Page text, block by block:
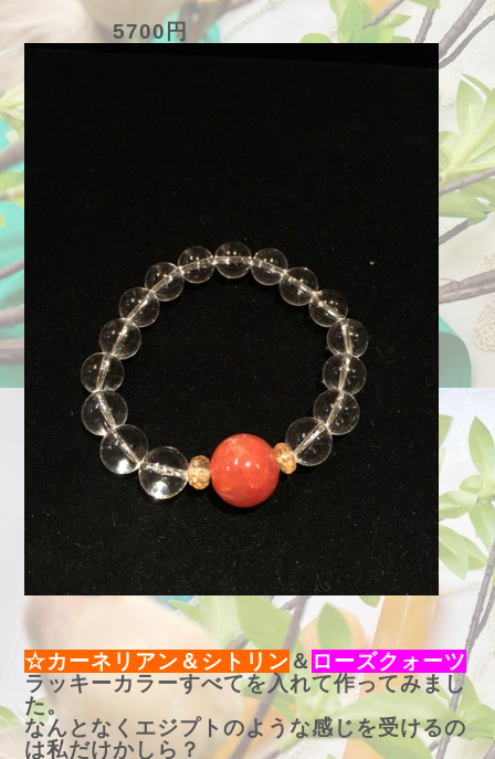
5700円
☆カーネリアン＆シトリン＆ ローズクォーツ
ラッキーカラーすべてを入れて作ってみまし
た。
なんとなくエジプトのような感じを受けるの
は私だけかしら？